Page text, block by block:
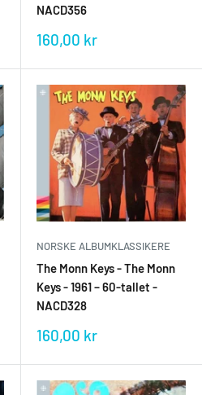
NACD356
Salgspris
160,00 kr
NORSKE ALBUMKLASSIKERE
The Monn Keys - The Monn
Keys - 1961 – 60-tallet -
NACD328
Salgspris
160,00 kr